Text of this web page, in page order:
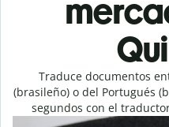
Traduce documentos
(brasileño) o del Portugués
segundos con el